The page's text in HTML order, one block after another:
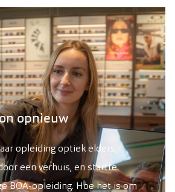
opnieuw
opleiding optiek elders,
een verhuis, en startte
BOA-opleiding. Hoe het is om